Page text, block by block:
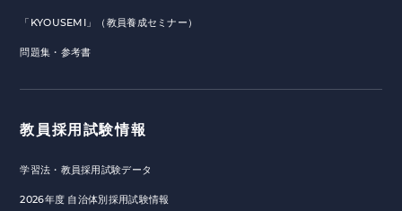
「KYOUSEMI」（教員養成セミナー）
問題集・参考書
教員採用試験情報
学習法・教員採用試験データ
2026年度 自治体別採用試験情報